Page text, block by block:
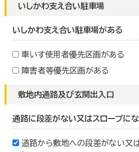
いしかわ支え合い駐車場
いしかわ支え合い駐車場がある
車いす使用者優先区画がある
障害者等優先区画がある
敷地内通路及び玄関出入口
通路に段差がない又はスロープに
道路から敷地への段差がない又